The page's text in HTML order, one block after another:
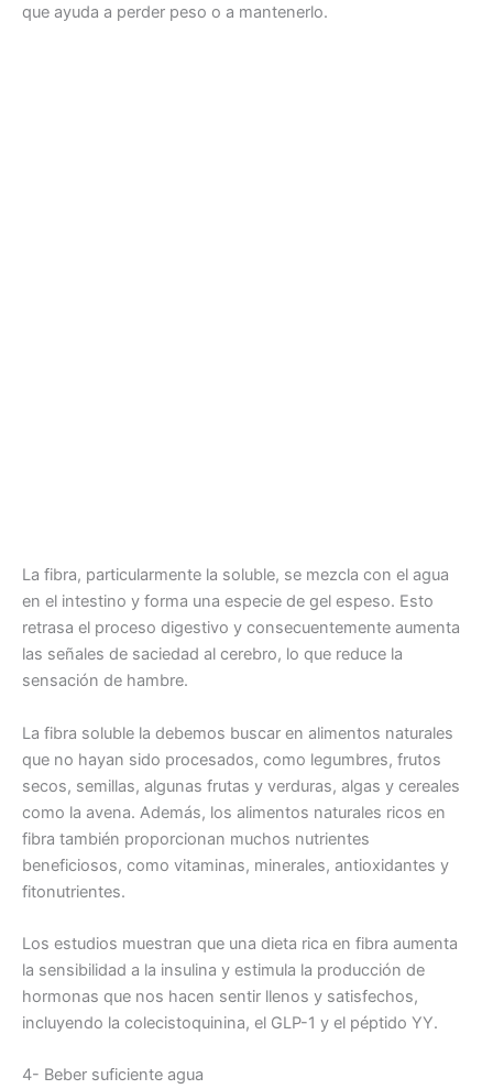
que ayuda a perder peso o a mantenerlo.
La fibra, particularmente la soluble, se mezcla con el agua
en el intestino y forma una especie de gel espeso. Esto
retrasa el proceso digestivo y consecuentemente aumenta
las señales de saciedad al cerebro, lo que reduce la
sensación de hambre.
La fibra soluble la debemos buscar en alimentos naturales
que no hayan sido procesados, como legumbres, frutos
secos, semillas, algunas frutas y verduras, algas y cereales
como la avena. Además, los alimentos naturales ricos en
fibra también proporcionan muchos nutrientes
beneficiosos, como vitaminas, minerales, antioxidantes y
fitonutrientes.
Los estudios muestran que una dieta rica en fibra aumenta
la sensibilidad a la insulina y estimula la producción de
hormonas que nos hacen sentir llenos y satisfechos,
incluyendo la colecistoquinina, el GLP-1 y el péptido YY.
4- Beber suficiente agua